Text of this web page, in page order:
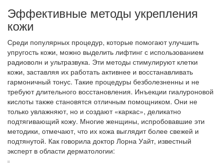
Эффективные методы укрепления
кожи
Среди популярных процедур, которые помогают улучшить
упругость кожи, можно выделить лифтинг с использованием
радиоволн и ультразвука. Эти методы стимулируют клетки
кожи, заставляя их работать активнее и восстанавливать
гармоничный тонус. Такие процедуры безболезненны и не
требуют длительного восстановления. Инъекции гиалуроновой
кислоты также становятся отличным помощником. Они не
только увлажняют, но и создают «каркас», деликатно
подтягивающий кожу. Многие женщины, испробовавшие эти
методики, отмечают, что их кожа выглядит более свежей и
подтянутой. Как говорила доктор Лорна Уайт, известный
эксперт в области дерматологии: